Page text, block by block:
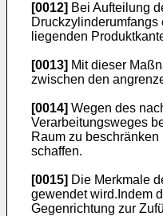
[0012] Bei Aufteilung
liegenden
[0013] Mit dieser
zwischen den
[0014] Wegen des
Verarbeitungsweges
Raum zu
schaffen.
[0015] Die Merkmale
gewendet wird.Indem
Gegenrichtung zur